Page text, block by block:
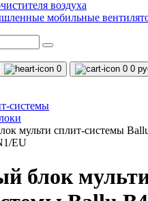
воздуха
мобильные
0 0 0
системы
мульти сплит-системы
EU
блок